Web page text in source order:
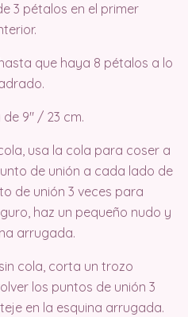
3 pétalos en el primer
que haya 8 pétalos a lo
9″ / 23 cm.
usa la cola para coser a
de unión a cada lado de
de unión 3 veces para
haz un pequeño nudo y
arrugada.
cola, corta un trozo
los puntos de unión 3
en la esquina arrugada.